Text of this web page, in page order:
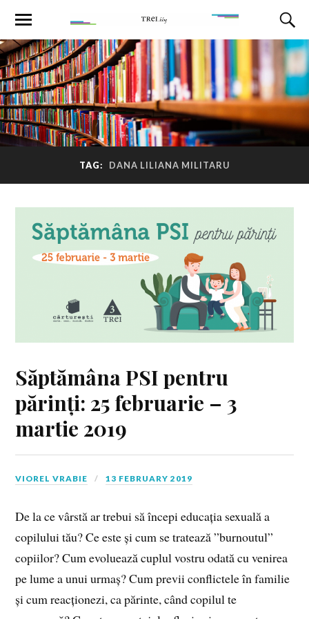
TAG: DANA LILIANA MILITARU
Săptămâna PSI pentru
părinți: 25 februarie – 3
martie 2019
VIOREL VRABIE 13 FEBRUARY 2019
De la ce vârstă ar trebui să începi educația sexuală a
copilului tău? Ce este și cum se tratează ”burnoutul”
copiilor? Cum evoluează cuplul vostru odată cu venirea
pe lume a unui urmaș? Cum previi conflictele în familie
și cum reacționezi, ca părinte, când copilul te